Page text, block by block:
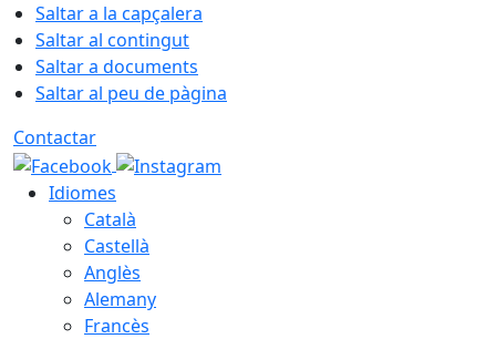
Saltar a la capçalera
Saltar al contingut
Saltar a documents
Saltar al peu de pàgina
Contactar
Idiomes
Català
Castellà
Anglès
Alemany
Francès